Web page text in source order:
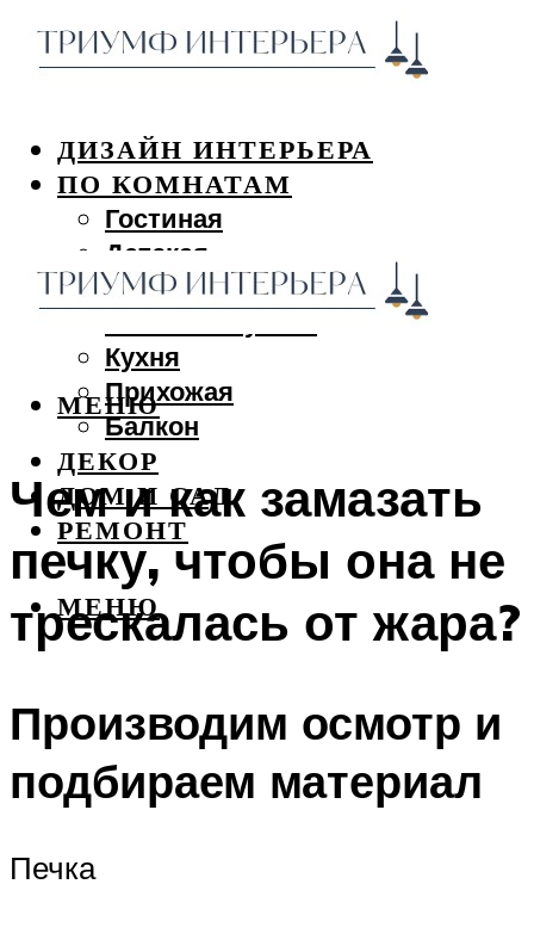
ДИЗАЙН ИНТЕРЬЕРА
ПО КОМНАТАМ
Гостиная
Детская
Спальня
Кухня
Прихожая
Балкон
ДЕКОР
ДОМ И САД
РЕМОНТ
МЕНЮ
МЕНЮ
Чем и как замазать
печку, чтобы она не
трескалась от жара?
Производим осмотр и
подбираем материал
Печка